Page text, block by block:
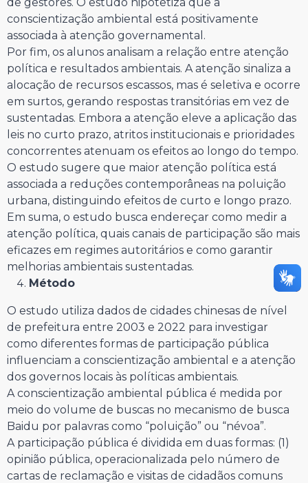
conscientização ambiental está positivamente
associada à atenção governamental.
Por fim, os alunos analisam a relação entre atenção
política e resultados ambientais. A atenção sinaliza a
alocação de recursos escassos, mas é seletiva e ocorre
em surtos, gerando respostas transitórias em vez de
sustentadas. Embora a atenção eleve a aplicação das
leis no curto prazo, atritos institucionais e prioridades
concorrentes atenuam os efeitos ao longo do tempo.
O estudo sugere que maior atenção política está
associada a reduções contemporâneas na poluição
urbana, distinguindo efeitos de curto e longo prazo.
Em suma, o estudo busca endereçar como medir a
atenção política, quais canais de participação são mais
eficazes em regimes autoritários e como garantir
melhorias ambientais sustentadas.
Método
O estudo utiliza dados de cidades chinesas de nível
de prefeitura entre 2003 e 2022 para investigar
como diferentes formas de participação pública
influenciam a conscientização ambiental e a atenção
dos governos locais às políticas ambientais.
A conscientização ambiental pública é medida por
meio do volume de buscas no mecanismo de busca
Baidu por palavras como “poluição” ou “névoa”.
A participação pública é dividida em duas formas: (1)
opinião pública, operacionalizada pelo número de
cartas de reclamação e visitas de cidadãos comuns